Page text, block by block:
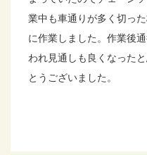
業中も車通りが多く切っ
に作業しました。作業後
われ見通しも良くなった
とうございました。